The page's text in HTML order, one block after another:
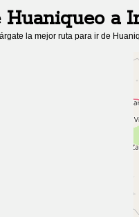
Huaniqueoa
la mejor ruta para ir de